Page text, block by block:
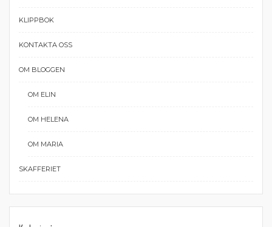
KLIPPBOK
KONTAKTA OSS
OM BLOGGEN
OM ELIN
OM HELENA
OM MARIA
SKAFFERIET